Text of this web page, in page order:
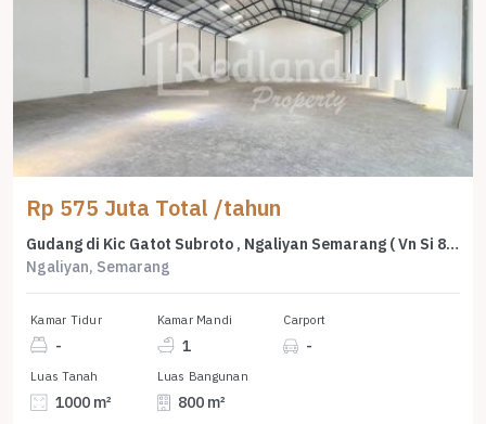
Rp 575 Juta Total /tahun
Gudang di Kic Gatot Subroto , Ngaliyan Semarang ( Vn Si 8741 )
Ngaliyan, Semarang
Kamar Tidur
-
Kamar Mandi
1
Carport
-
Luas Tanah
1000 m²
Luas Bangunan
800 m²